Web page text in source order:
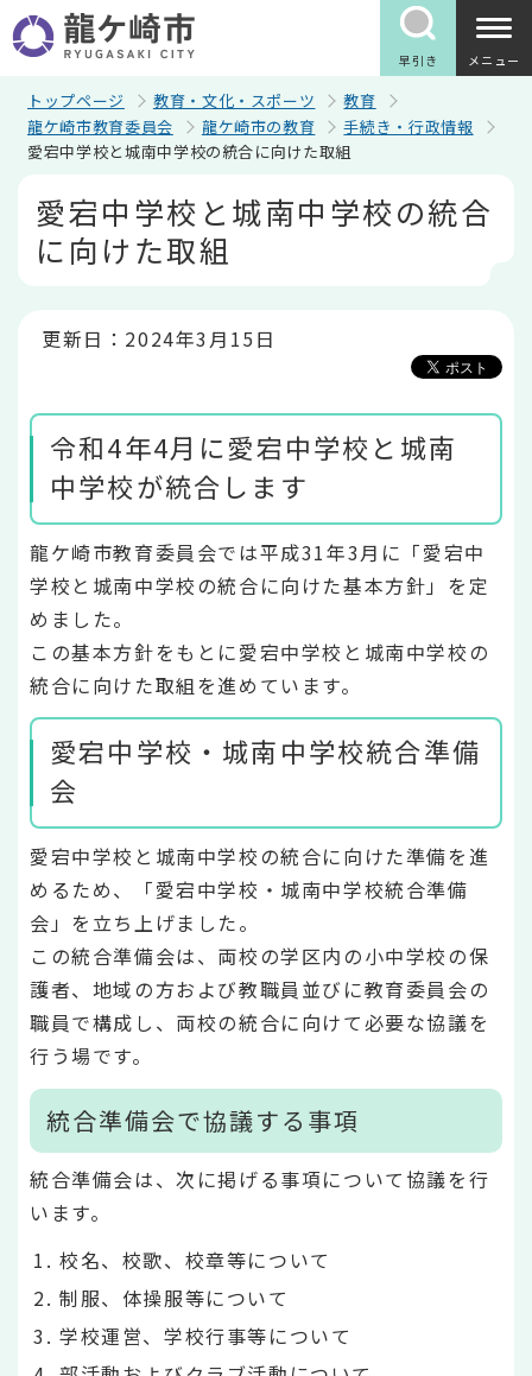
の
ペ
早引き メニュー
トップページ 教育・文化・スポーツ
教育
龍ケ崎市教育委員会
龍ケ崎市の教育
手続き・行政情報
愛宕中学校と城南中学校の統合に向けた取組
愛宕中学校と城南中学校の統合
に向けた取組
更新日：2024年3月15日
令和4年4月に愛宕中学校と城南
中学校が統合します
龍ケ崎市教育委員会では平成31年3月に「愛宕中
学校と城南中学校の統合に向けた基本方針」を定
めました。
この基本方針をもとに愛宕中学校と城南中学校の
統合に向けた取組を進めています。
愛宕中学校・城南中学校統合準備
会
愛宕中学校と城南中学校の統合に向けた準備を進
めるため、「愛宕中学校・城南中学校統合準備
会」を立ち上げました。
この統合準備会は、両校の学区内の小中学校の保
護者、地域の方および教職員並びに教育委員会の
職員で構成し、両校の統合に向けて必要な協議を
行う場です。
統合準備会で協議する事項
統合準備会は、次に掲げる事項について協議を行
います。
校名、校歌、校章等について
制服、体操服等について
学校運営、学校行事等について